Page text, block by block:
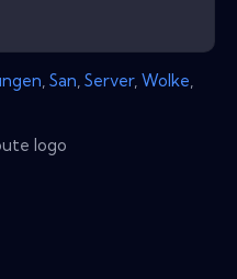
San Server, Wolke